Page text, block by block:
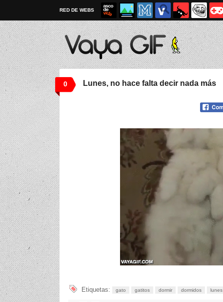
RED DE WEBS
0 Lunes, no hace falta decir nada más
Etiquetas: gato gatitos dormir dormidos lunes